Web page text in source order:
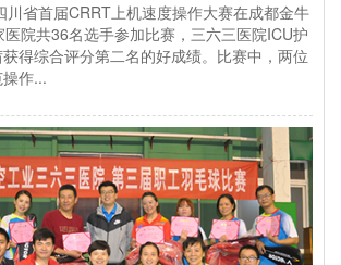
川省首届CRRT上机速度操作大赛在成都金牛
院共36名选手参加比赛，三六三医院ICU护
得综合评分第二名的好成绩。比赛中，两位
作...